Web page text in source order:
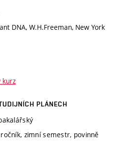
DNA, W.H.Freeman, New York
kurz
PLÁNECH
zimní semestr, povinně